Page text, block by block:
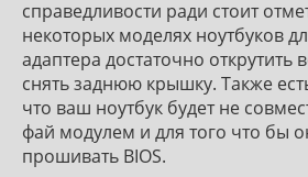
справедливости ради стоит
некоторых моделях ноутбуков
адаптера достаточно открутить
снять заднюю крышку. Также
что ваш ноутбук будет не
фай модулем и для того что бы
прошивать BIOS.